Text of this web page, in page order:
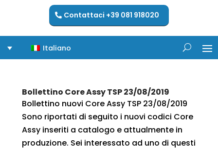
Contattaci +39 081 918020
Italiano
Bollettino Core Assy TSP 23/08/2019
Bollettino nuovi Core Assy TSP 23/08/2019
Sono riportati di seguito i nuovi codici Core
Assy inseriti a catalogo e attualmente in
produzione. Sei interessato ad uno di questi